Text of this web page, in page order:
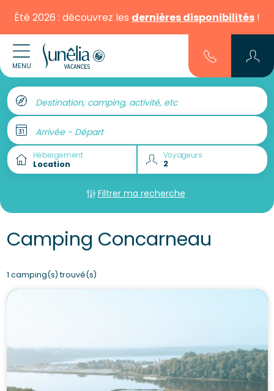
Été 2026 : découvrez les dernières disponibilités !
MENU
Destination, camping, activité, etc
Arrivée - Départ
Hébergement Voyageurs
Filtrer ma recherche
Camping Concarneau
1 camping(s) trouvé(s)